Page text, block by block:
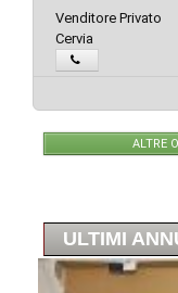
Venditore Privato
Cervia
ALTRE
ULTIMI